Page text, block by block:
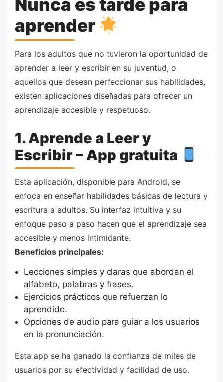
Nunca es tarde para
aprender
Para los adultos que no tuvieron la oportunidad de
aprender a leer y escribir en su juventud, o
aquellos que desean perfeccionar sus habilidades,
existen aplicaciones diseñadas para ofrecer un
aprendizaje accesible y respetuoso.
1. Aprende a Leer y
Escribir – App gratuita
Esta aplicación, disponible para Android, se
enfoca en enseñar habilidades básicas de lectura y
escritura a adultos. Su interfaz intuitiva y su
enfoque paso a paso hacen que el aprendizaje sea
accesible y menos intimidante.
Beneficios principales:
Lecciones simples y claras que abordan el
alfabeto, palabras y frases.
Ejercicios prácticos que refuerzan lo
aprendido.
Opciones de audio para guiar a los usuarios
en la pronunciación.
Esta app se ha ganado la confianza de miles de
usuarios por su efectividad y facilidad de uso.